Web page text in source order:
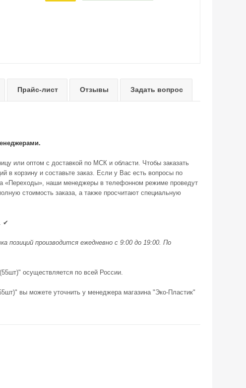
Прайс-лист Отзывы Задать вопрос
или оптом с доставкой по МСК и области. Чтобы заказать
в корзину и составьте заказ. Если у Вас есть вопросы по
«Переходы», наши менеджеры в телефонном режиме проведут
стоимость заказа, а также просчитают специальную
✔
производится ежедневно с 9:00 до 19:00. По
осуществляется по всей России.
вы можете уточнить у менеджера магазина "Эко-Пластик"